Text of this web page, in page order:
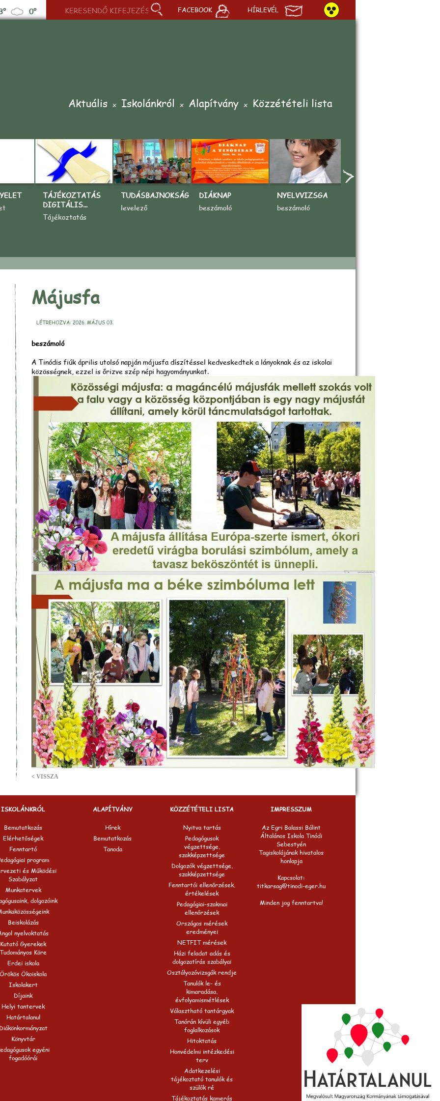
0° FACEBOOK HÍRLEVÉL
Aktuális Iskolánkról Alapítvány Közzétételi lista
TÁJÉKOZTATÁS
DIGITÁLIS...
Tájékoztatás
TUDÁSBAJNOKSÁG
levelező
DIÁKNAP
beszámoló
NYELVVIZSGA
beszámoló
Májusfa
LÉTREHOZVA: 2026. MÁJUS 03.
beszámoló
A Tinódis fiúk április utolsó napján májusfa díszítéssel kedveskedtek a lányoknak és az iskolai
közösségnek, ezzel is őrizve szép népi hagyományunkat.
< VISSZA
ISKOLÁNKRÓL
Bemutatkozás
Elérhetőségek
Fenntartó
program
és Működési
Szabályzat
Munkatervek
dolgozóink
Beiskolázás
nyelvoktatás
Kutató Gyerekek
Tudományos Köre
Erdei iskola
Örökös Ökoiskola
Iskolakert
Díjaink
Helyi tantervek
Határtalanul
Diákönkormányzat
Könyvtár
egyéni
fogadóórái
ALAPÍTVÁNY
Hírek
Bemutatkozás
Tanoda
KÖZZÉTÉTELI LISTA
Nyitva tartás
Pedagógusok
végzettsége,
szakképzettsége
Dolgozók végzettsége,
szakképzettsége
Fenntartói ellenőrzések,
értékelések
Pedagógiai-szakmai
ellenőrzések
Országos mérések
eredményei
NETFIT mérések
Házi feladat adás és
dolgozatírás szabályai
Osztályozóvizsgák rendje
Tanulók le- és
kimaradása,
évfolyamismétlések
Választható tantárgyak
Tanórán kívüli egyéb
foglalkozások
Hitoktatás
Honvédelmi intézkedési
terv
Adatkezelési
tájékoztató tanulók és
szülők ré
Tájékoztatás kamerás
IMPRESSZUM
Az Egri Balassi Bálint
Általános Iskola Tinódi
Sebestyén
Tagiskolájának hivatalos
honlapja
Kapcsolat:
titkarsag@tinodi-eger.hu
Minden jog fenntartva!